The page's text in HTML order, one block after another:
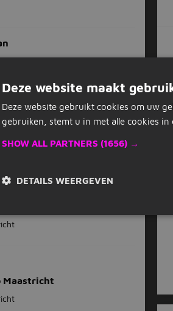
(19 km)
32 - 40 uur MBO
Maastricht
Deze website maakt
Deze website gebruikt cookies om uw
gebruiken, stemt u in met alle cookies in
SHOW ALL PARTNERS (1656) →
DETAILS WEERGEVEN